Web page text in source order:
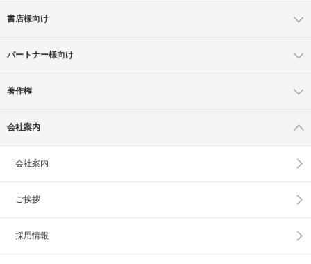
書店様向け
パートナー様向け
著作権
会社案内
会社案内
ご挨拶
採用情報